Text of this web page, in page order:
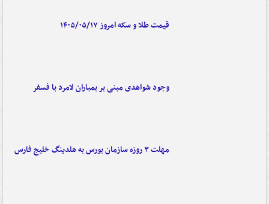
قیمت طلا و سکه امروز ۱۴۰۵/۰۵/۱۷
وجود شواهدی مبنی بر بمباران لامرد با فسفر
مهلت ۳ روزه سازمان بورس به هلدینگ خلیج فارس